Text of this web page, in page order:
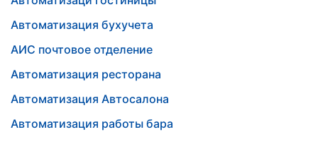
Автоматизация бухучета
АИС почтовое отделение
Автоматизация ресторана
Автоматизация Автосалона
Автоматизация работы бара